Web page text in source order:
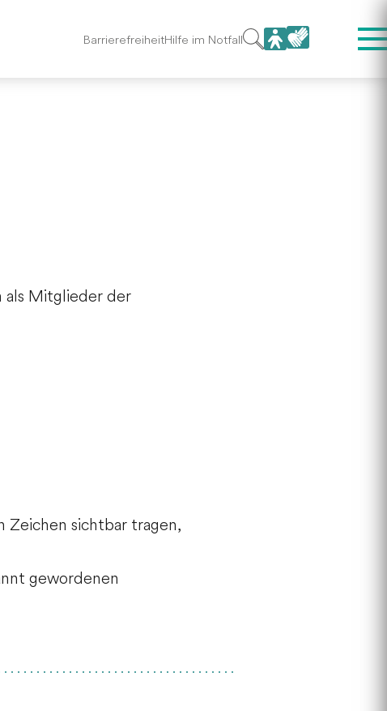
BarrierefreiheitHilfe im Notfall
als Mitglieder der
Zeichen sichtbar tragen,
gewordenen